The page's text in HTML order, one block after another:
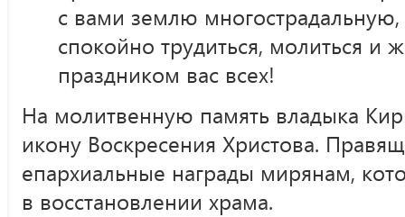
с вами землю
спокойно трудиться, молиться и
праздником вас всех!
На молитвенную память владыка
икону Воскресения Христова.
епархиальные награды мирянам,
в восстановлении храма.